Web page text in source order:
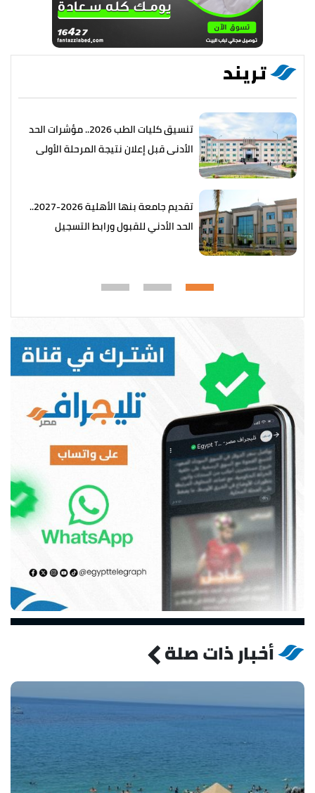
تريند
تنسيق كليات الطب 2026.. مؤشرات الحد
الأدنى قبل إعلان نتيجة المرحلة الأولى
تقديم جامعة بنها الأهلية 2026-2027..
الحد الأدني للقبول ورابط التسجيل
أخبار ذات صلة